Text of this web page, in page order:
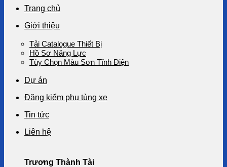
Trang chủ
Giới thiệu
Tải Catalogue Thiết Bị
Hồ Sơ Năng Lực
Tùy Chọn Màu Sơn Tĩnh Điện
Dự án
Đăng kiểm phụ tùng xe
Tin tức
Liên hệ
Trương Thành Tài